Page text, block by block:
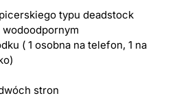
typu deadstock
wodoodpornym
( 1 osobna na telefon, 1 na
stron